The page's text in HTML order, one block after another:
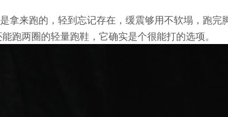
来跑的，轻到忘记存在，缓震够用不软塌，跑完
跑两圈的轻量跑鞋，它确实是个很能打的选项。